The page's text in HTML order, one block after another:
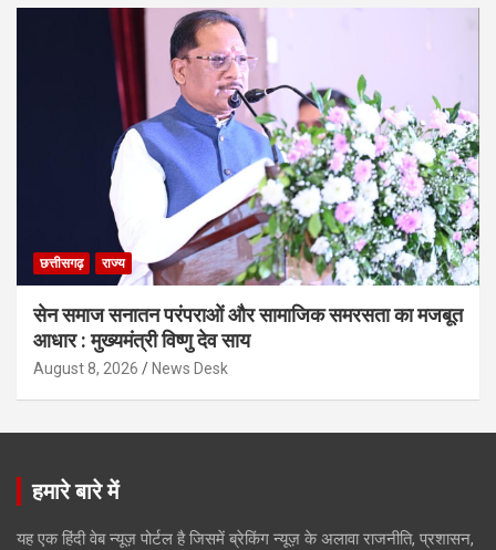
छत्तीसगढ़ राज्य
सेन समाज सनातन परंपराओं और सामाजिक समरसता का मजबूत
आधार : मुख्यमंत्री विष्णु देव साय
August 8, 2026 News Desk
हमारे बारे में
यह एक हिंदी वेब न्यूज़ पोर्टल है जिसमें ब्रेकिंग न्यूज़ के अलावा राजनीति, प्रशासन,